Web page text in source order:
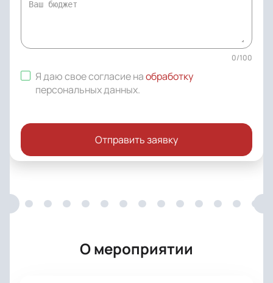
0/100
Я даю свое согласие наобработку
персональных данных.
Отправить заявку
О мероприятии